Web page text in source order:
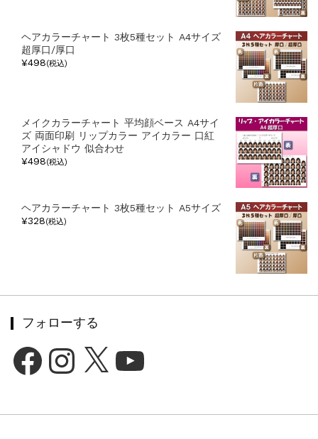
ヘアカラーチャート 3枚5種セット A4サイズ
超厚口/厚口
¥498(税込)
メイクカラーチャート 平均顔ベース A4サイ
ズ 両面印刷 リップカラー アイカラー 口紅
アイシャドウ 似合わせ
¥498(税込)
ヘアカラーチャート 3枚5種セット A5サイズ
¥328(税込)
フォローする
FacebookInstagram